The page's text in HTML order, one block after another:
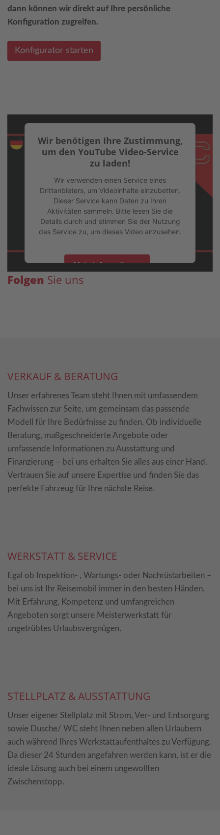
dann können wir direkt auf Ihre persönliche
Konfiguration zugreifen.
Konfigurator starten
Wir benötigen Ihre Zustimmung,
um den YouTube Video-Service
zu laden!
Wir verwenden einen Service eines
Drittanbieters, um Videoinhalte einzubetten.
Dieser Service kann Daten zu Ihren
Aktivitäten sammeln. Bitte lesen Sie die
Details durch und stimmen Sie der Nutzung
des Service zu, um dieses Video anzusehen.
Mehr Informationen
Folgen Sie uns
Modellübersicht
VERKAUF & BERATUNG
Unser erfahrenes Team steht Ihnen mit umfassendem
Fachwissen zur Seite, um gemeinsam das passende
Modell für Ihre Bedürfnisse zu finden. Ob individuelle
Beratung, maßgeschneiderte Angebote oder
umfassende Informationen zu Ausstattung und
Finanzierung – bei uns erhalten Sie alles aus einer Hand.
Vertrauen Sie auf unsere Expertise und finden Sie das
perfekte Fahrzeug für Ihre nächste Reise.
Serviceleistungen
WERKSTATT & SERVICE
Egal ob Inspektion- , Wartungs- oder Nachrüstarbeiten –
bei uns ist Ihr Reisemobil immer in den besten Händen.
Mit Erfahrung, Kompetenz und umfangreichen
Angeboten sorgt unsere Meisterwerkstatt für
ungetrübtes Urlaubsvergnügen.
Zwischenstopp
in
Leesten
STELLPLATZ & AUSSTATTUNG
Unser eigener Stellplatz mit Strom, Ver- und Entsorgung
sowie Dusche/ WC steht Ihnen neben allen Urlaubern
auch während Ihres Werkstattaufenthaltes zu Verfügung.
Da dieser 24 Stunden angefahren werden kann, ist er die
ideale Lösung auch bei einem ungewollten
Zwischenstopp.